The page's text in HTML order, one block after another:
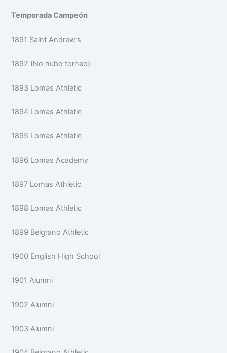
Temporada Campeón
1891 Saint Andrew’s
1892 (No hubo torneo)
1893 Lomas Athletic
1894 Lomas Athletic
1895 Lomas Athletic
1896 Lomas Academy
1897 Lomas Athletic
1898 Lomas Athletic
1899 Belgrano Athletic
1900 English High School
1901 Alumni
1902 Alumni
1903 Alumni